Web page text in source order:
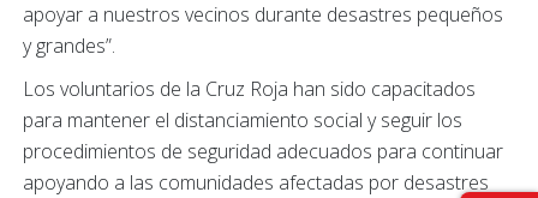
apoyar a nuestros vecinos durante desastres pequeños
y grandes”.
Los voluntarios de la Cruz Roja han sido capacitados
para mantener el distanciamiento social y seguir los
procedimientos de seguridad adecuados para continuar
apoyando a las comunidades afectadas por desastres